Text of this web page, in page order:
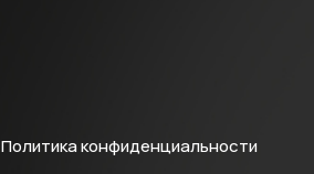
Политика конфиденциальности